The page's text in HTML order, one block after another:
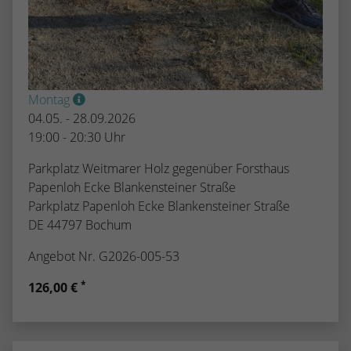
Montag
04.05. - 28.09.2026
19:00 - 20:30 Uhr
Parkplatz Weitmarer Holz gegenüber Forsthaus
Papenloh Ecke Blankensteiner Straße
Parkplatz Papenloh Ecke Blankensteiner Straße
DE 44797 Bochum
Angebot Nr. G2026-005-53
126,00 € *